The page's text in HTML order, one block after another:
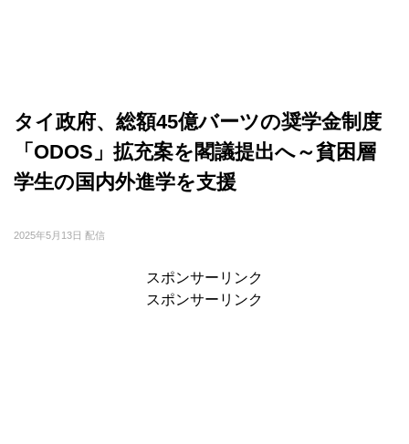
タイ政府、総額45億バーツの奨学金制度
「ODOS」拡充案を閣議提出へ～貧困層
学生の国内外進学を支援
2025年5月13日 配信
スポンサーリンク
スポンサーリンク